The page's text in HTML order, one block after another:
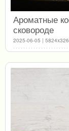
Ароматные
сковороде
2025-06-05 |